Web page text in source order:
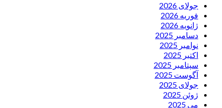
جولای 2026
فوریه 2026
ژانویه 2026
دسامبر 2025
نوامبر 2025
اکتبر 2025
سپتامبر 2025
آگوست 2025
جولای 2025
ژوئن 2025
می 2025